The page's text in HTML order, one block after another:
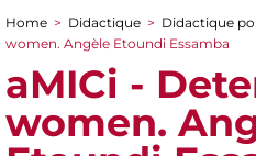
You are here
Home > Didactique > Didactique
women. Angèle Etoundi Essamba
aMICi -
women.